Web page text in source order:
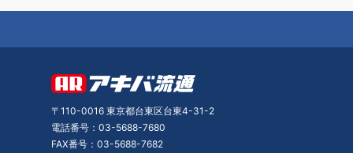
〒110-0016 東京都台東区台東4-31-2
電話番号：03-5688-7680
FAX番号：03-5688-7682